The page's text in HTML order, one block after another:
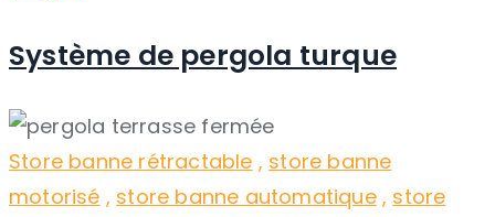
Système de pergola turque
Store banne rétractable , store banne
motorisé , store banne automatique, store